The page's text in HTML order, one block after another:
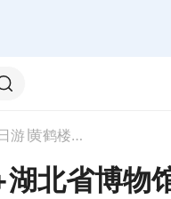
江湖武汉1日游∣黄鹤楼+户部巷+湖北省博物馆+东湖
湖北省博物